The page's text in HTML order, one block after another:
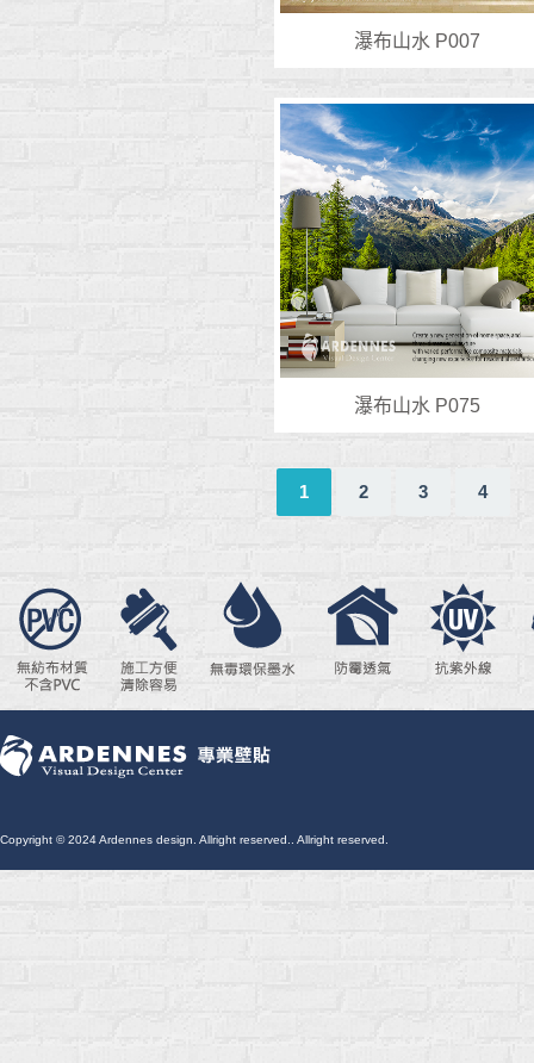
瀑布山水 P007
瀑布山水 P075
1 2 3 4
Copyright © 2024 Ardennes design. Allright reserved.. Allright reserved.